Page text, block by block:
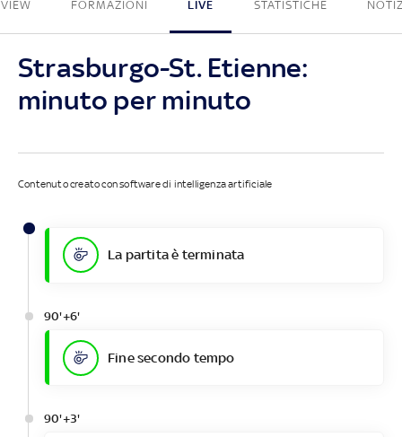
FORMAZIONI LIVE STATISTICHE
Strasburgo-St. Etienne:
minuto per minuto
Contenuto creato con software di intelligenza artificiale
La partita è terminata
90'+6'
Fine secondo tempo
90'+3'